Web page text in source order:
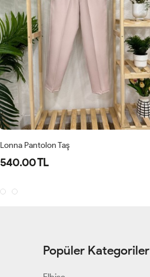
Lonna Pantolon Taş
540.00 TL
Popüler Kategoriler